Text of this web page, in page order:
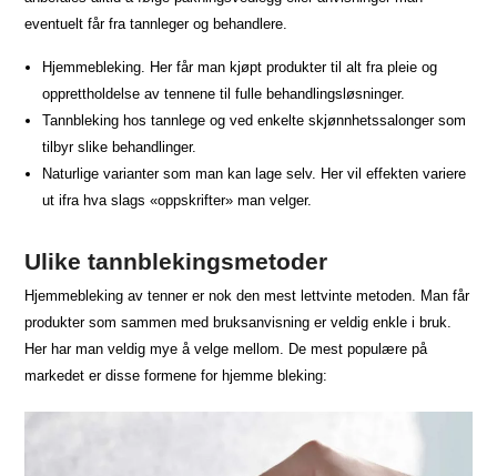
eventuelt får fra tannleger og behandlere.
Hjemmebleking. Her får man kjøpt produkter til alt fra pleie og
opprettholdelse av tennene til fulle behandlingsløsninger.
Tannbleking hos tannlege og ved enkelte skjønnhetssalonger som
tilbyr slike behandlinger.
Naturlige varianter som man kan lage selv. Her vil effekten variere
ut ifra hva slags «oppskrifter» man velger.
Ulike tannblekingsmetoder
Hjemmebleking av tenner er nok den mest lettvinte metoden. Man får
produkter som sammen med bruksanvisning er veldig enkle i bruk.
Her har man veldig mye å velge mellom. De mest populære på
markedet er disse formene for hjemme bleking: